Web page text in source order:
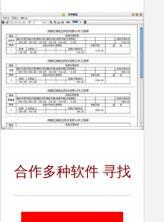
合作多种软件 寻找
销售合作方——价